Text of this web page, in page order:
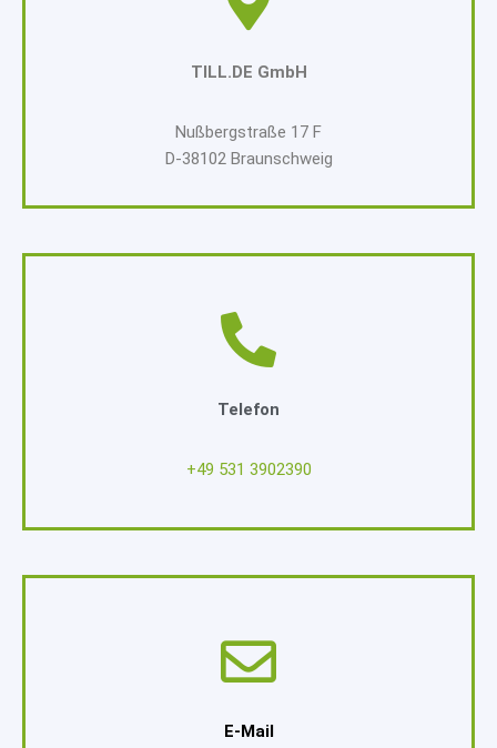
TILL.DE GmbH
Nußbergstraße 17 F
D-38102 Braunschweig
Telefon
+49 531 3902390
E-Mail